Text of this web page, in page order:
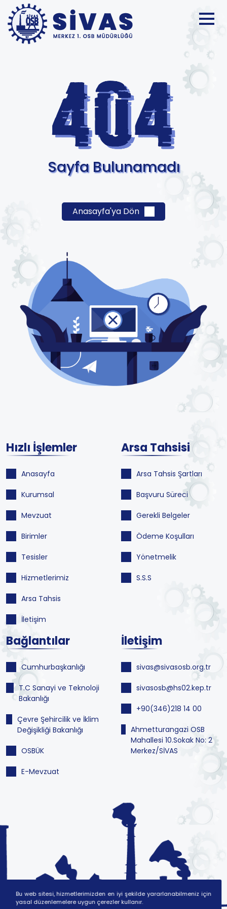
Sayfa Bulunamadı
Anasayfa'ya Dön
Hızlı İşlemler
Anasayfa
Kurumsal
Mevzuat
Birimler
Tesisler
Hizmetlerimiz
Arsa Tahsis
İletişim
Arsa Tahsisi
Arsa Tahsis Şartları
Başvuru Süreci
Gerekli Belgeler
Ödeme Koşulları
Yönetmelik
S.S.S
Bağlantılar
Cumhurbaşkanlığı
T.C Sanayi ve Teknoloji
Bakanlığı
Çevre Şehircilik ve İklim
Değişikliği Bakanlığı
OSBÜK
E-Mevzuat
İletişim
sivas@sivasosb.org.tr
sivasosb@hs02.kep.tr
+90(346)218 14 00
Ahmetturangazi OSB
Mahallesi 10.Sokak No: 2
Merkez/SİVAS
Bu web sitesi, hizmetlerimizden en iyi şekilde yararlanabilmeniz için
yasal düzenlemelere uygun çerezler kullanır.